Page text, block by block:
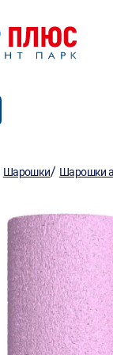
Шарошки/ Шарошки